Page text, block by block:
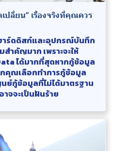
ปลี่ยน” เรื่องจริงที่คุณควร
าร์ดดิสก์และอุปกรณ์บันทึก
ำคัญมาก เพราะจะให้
ได้มากที่สุดหากกู้ข้อมูล
คุณเลือกทำการกู้ข้อมูล
ย์กู้ข้อมูลที่ไม่ได้มาตรฐาน
จจะเป็นฝันร้าย